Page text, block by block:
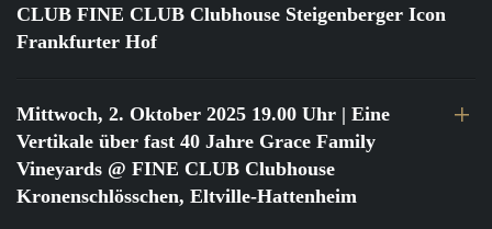
CLUB FINE CLUB Clubhouse Steigenberger Icon
Frankfurter Hof
Mittwoch, 2. Oktober 2025 19.00 Uhr | Eine
Vertikale über fast 40 Jahre Grace Family
Vineyards @ FINE CLUB Clubhouse
Kronenschlösschen, Eltville-Hattenheim